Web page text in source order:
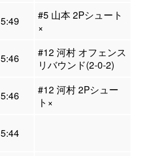
5:49
#5 山本 2Pシュート
×
5:46
#12 河村 オフェンス
リバウンド(2-0-2)
5:46
#12 河村 2Pシュー
ト×
5:44